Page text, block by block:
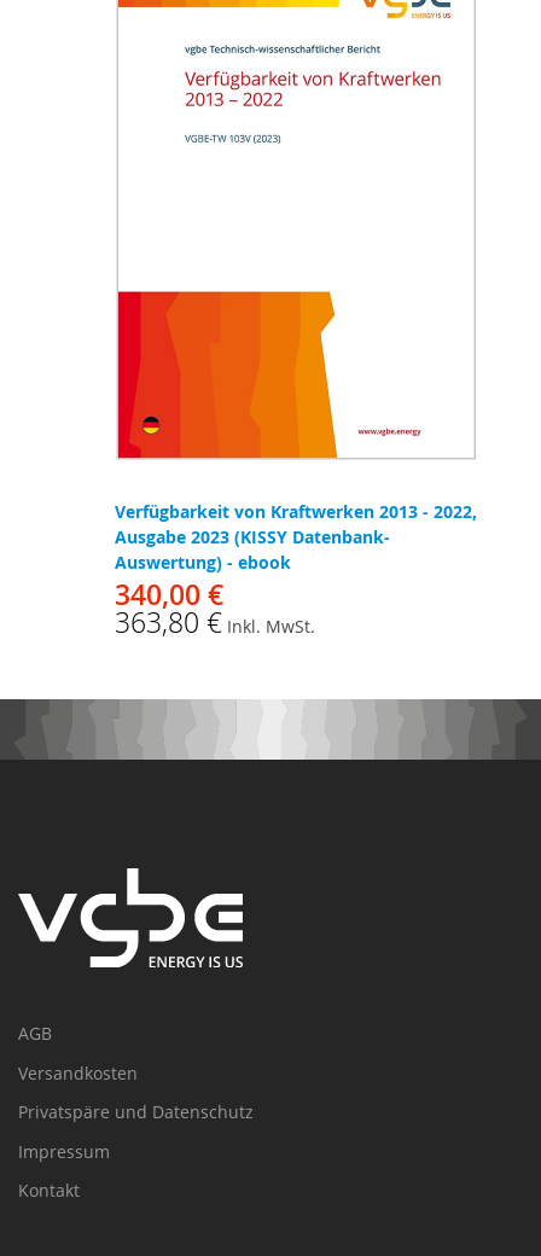
Verfügbarkeit von Kraftwerken 2013 - 2022,
Ausgabe 2023 (KISSY Datenbank-
Auswertung) - ebook
340,00 €
363,80 € Inkl. MwSt.
AGB
Versandkosten
Privatspäre und Datenschutz
Impressum
Kontakt